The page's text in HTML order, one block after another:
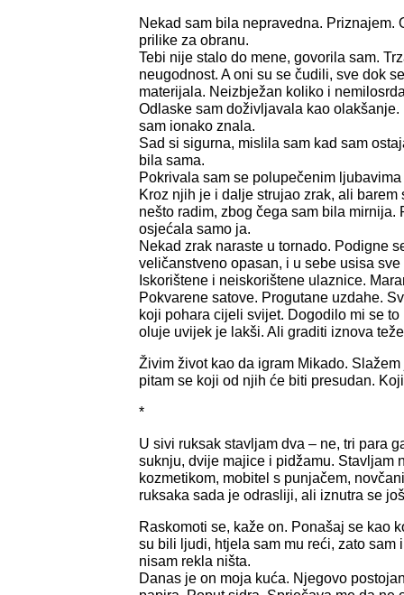
Nekad sam bila nepravedna. Priznajem.
prilike za obranu.
Tebi nije stalo do mene, govorila sam.
neugodnost. A oni su se čudili, sve dok
materijala. Neizbježan koliko i
Odlaske sam doživljavala kao
sam ionako znala.
Sad si sigurna, mislila sam kad sam
bila sama.
Pokrivala sam se polupečenim
Kroz njih je i dalje strujao zrak, ali
nešto radim, zbog čega sam bila mirnija.
osjećala samo ja.
Nekad zrak naraste u tornado. Podigne
veličanstveno opasan, i u sebe usisa
Iskorištene i neiskorištene ulaznice.
Pokvarene satove. Progutane uzdahe.
koji pohara cijeli svijet. Dogodilo mi se
oluje uvijek je lakši. Ali graditi iznova
Živim život kao da igram Mikado.
pitam se koji od njih će biti presudan.
*
U sivi ruksak stavljam dva – ne, tri para
suknju, dvije majice i pidžamu. Stavljam
kozmetikom, mobitel s punjačem,
ruksaka sada je odrasliji, ali iznutra se
Raskomoti se, kaže on. Ponašaj se kao
su bili ljudi, htjela sam mu reći, zato sam
nisam rekla ništa.
Danas je on moja kuća. Njegovo